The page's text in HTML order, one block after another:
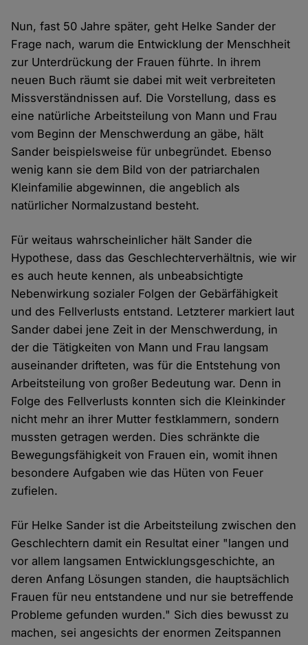
Nun, fast 50 Jahre später, geht Helke Sander der
Frage nach, warum die Entwicklung der Menschheit
zur Unterdrückung der Frauen führte. In ihrem
neuen Buch räumt sie dabei mit weit verbreiteten
Missverständnissen auf. Die Vorstellung, dass es
eine natürliche Arbeitsteilung von Mann und Frau
vom Beginn der Menschwerdung an gäbe, hält
Sander beispielsweise für unbegründet. Ebenso
wenig kann sie dem Bild von der patriarchalen
Kleinfamilie abgewinnen, die angeblich als
natürlicher Normalzustand besteht.
Für weitaus wahrscheinlicher hält Sander die
Hypothese, dass das Geschlechterverhältnis, wie wir
es auch heute kennen, als unbeabsichtigte
Nebenwirkung sozialer Folgen der Gebärfähigkeit
und des Fellverlusts entstand. Letzterer markiert laut
Sander dabei jene Zeit in der Menschwerdung, in
der die Tätigkeiten von Mann und Frau langsam
auseinander drifteten, was für die Entstehung von
Arbeitsteilung von großer Bedeutung war. Denn in
Folge des Fellverlusts konnten sich die Kleinkinder
nicht mehr an ihrer Mutter festklammern, sondern
mussten getragen werden. Dies schränkte die
Bewegungsfähigkeit von Frauen ein, womit ihnen
besondere Aufgaben wie das Hüten von Feuer
zufielen.
Für Helke Sander ist die Arbeitsteilung zwischen den
Geschlechtern damit ein Resultat einer "langen und
vor allem langsamen Entwicklungsgeschichte, an
deren Anfang Lösungen standen, die hauptsächlich
Frauen für neu entstandene und nur sie betreffende
Probleme gefunden wurden." Sich dies bewusst zu
machen, sei angesichts der enormen Zeitspannen